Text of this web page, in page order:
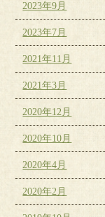
2023年9月
2023年7月
2021年11月
2021年3月
2020年12月
2020年10月
2020年4月
2020年2月